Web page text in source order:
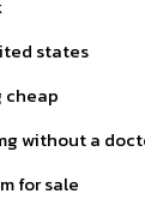
states
cheap
without a
for sale